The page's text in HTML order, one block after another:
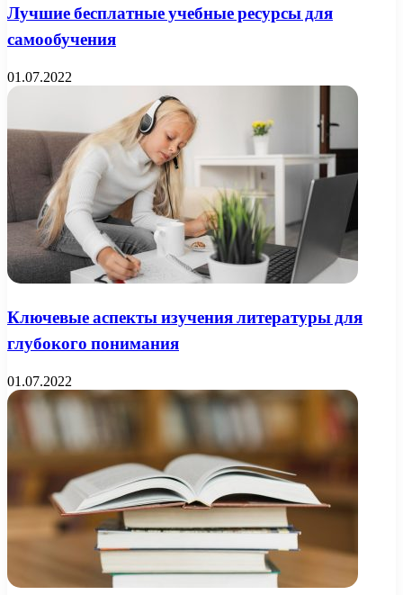
Лучшие бесплатные учебные ресурсы для
самообучения
01.07.2022
Ключевые аспекты изучения литературы для
глубокого понимания
01.07.2022